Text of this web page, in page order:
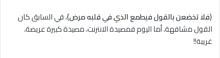
{فلا تخضعن بالقول فيطمع الذي في قلبه مرض}، في السابق كان
القول مشافهة، أما اليوم فمصيدة الانترنت، مصيدة كبيرة عريضة،
غريبة!!